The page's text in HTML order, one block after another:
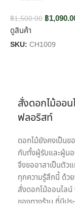
฿1,500.00 ฿
ดูสินค้า
SKU: CH1009
สั่งดอกไม้ออ
ฟลอริสท์
ดอกไม้ยังคงเป็นข
กับทั้งผู้รับและผู้ม
จึงขออาสาเป็นตัว
ทุกความรู้สึกนี้ ด้ว
สั่งดอกไม้ออนไล
ของทางร้าน ที่มีป